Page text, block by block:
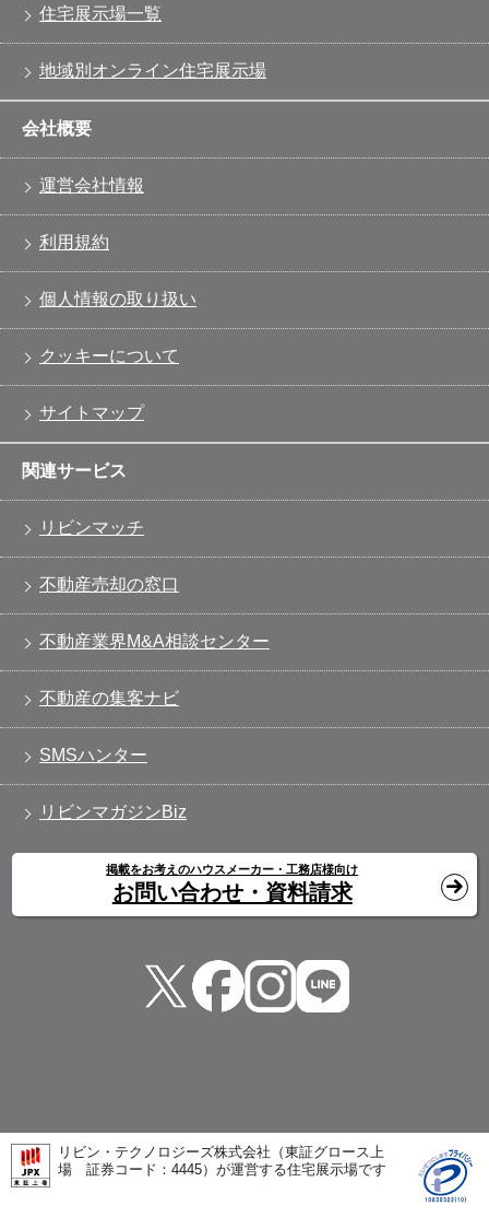
住宅展示場一覧
地域別オンライン住宅展示場
会社概要
運営会社情報
利用規約
個人情報の取り扱い
クッキーについて
サイトマップ
関連サービス
リビンマッチ
不動産売却の窓口
不動産業界M&A相談センター
不動産の集客ナビ
SMSハンター
リビンマガジンBiz
掲載をお考えのハウスメーカー・工務店様向け
お問い合わせ・資料請求
リビン・テクノロジーズ株式会社（東証グロース上
場 証券コード：4445）が運営する住宅展示場です